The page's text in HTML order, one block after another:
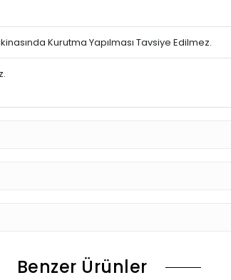
Kurutma Yapılması Tavsiye Edilmez.
Benzer Ürünler